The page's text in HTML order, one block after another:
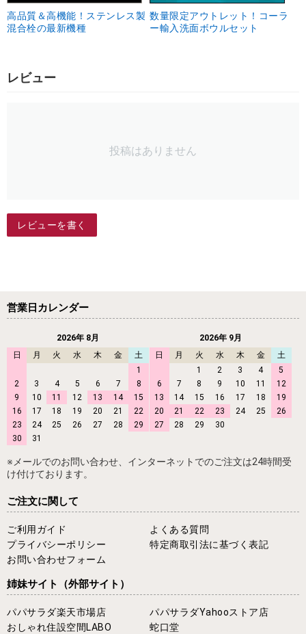
高品質＆高機能！ステンレス製
混合栓の最新機種
数量限定アウトレット！コーラ
ー輸入洗面ボウルセット
レビュー
投稿はありません
レビューを書く
営業日カレンダー
2026年 8月
日
月 火 水 木 金
土
1
2
3 4 5 6 7
8
9
10 11 12 13 14
15
16
17 18 19 20 21
22
23
24 25 26 27 28
29
30
31
2026年 9月
日
月 火 水 木 金
土
1
2 3 4
5
6
7 8 9 10 11
12
13
14 15 16 17 18
19
20
21 22 23 24 25
26
27
28 29 30
※メールでのお問い合わせ、インターネットでのご注文は24時間受
け付けております。
ご注文に関して
ご利用ガイド
よくある質問
プライバシーポリシー
特定商取引法に基づく表記
お問い合わせフォーム
姉妹サイト （外部サイト）
パパサラダ楽天市場店
パパサラダYahooストア店
おしゃれ住設空間LABO
蛇口堂